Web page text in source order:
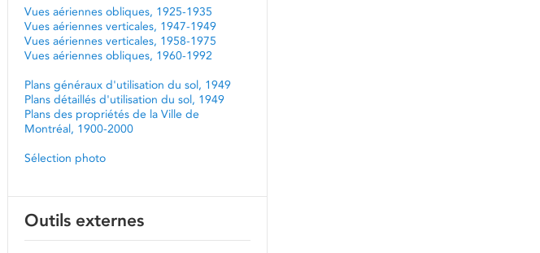
Vues aériennes obliques, 1925-1935
Vues aériennes verticales, 1947-1949
Vues aériennes verticales, 1958-1975
Vues aériennes obliques, 1960-1992
Plans généraux d'utilisation du sol, 1949
Plans détaillés d'utilisation du sol, 1949
Plans des propriétés de la Ville de
Montréal, 1900-2000
Sélection photo
Outils externes